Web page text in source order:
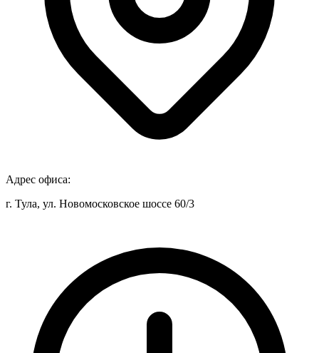
Адрес офиса:
г. Тула, ул. Новомосковское шоссе 60/3